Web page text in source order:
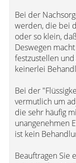
Bei der
werden, die bei
oder so klein,
Deswegen
festzustellen
keinerlei
Bei der
vermutlich um
die sehr häufig
unangenehmen
ist kein
Beauftragen Sie